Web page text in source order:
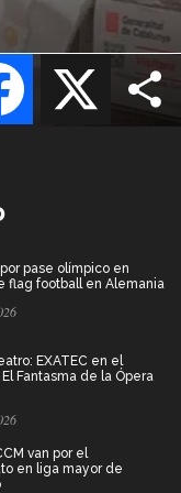
X
Facebook
pase olímpico en
flag football en Alemania
EXATEC en el
Fantasma de la Ópera
van por el
en liga mayor de